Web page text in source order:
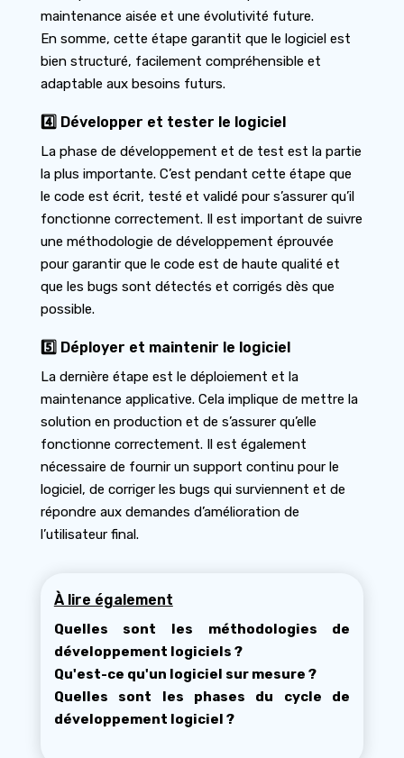
maintenance aisée et une évolutivité future.
En somme, cette étape garantit que le logiciel est
bien structuré, facilement compréhensible et
adaptable aux besoins futurs.
4️⃣ Développer et tester le logiciel
La phase de développement et de test est la partie
la plus importante. C’est pendant cette étape que
le code est écrit, testé et validé pour s’assurer qu’il
fonctionne correctement. Il est important de suivre
une méthodologie de développement éprouvée
pour garantir que le code est de haute qualité et
que les bugs sont détectés et corrigés dès que
possible.
5️⃣ Déployer et maintenir le logiciel
La dernière étape est le déploiement et la
maintenance applicative. Cela implique de mettre la
solution en production et de s’assurer qu’elle
fonctionne correctement. Il est également
nécessaire de fournir un support continu pour le
logiciel, de corriger les bugs qui surviennent et de
répondre aux demandes d’amélioration de
l’utilisateur final.
À lire également
Quelles sont les méthodologies de
développement logiciels ?
Qu'est-ce qu'un logiciel sur mesure ?
Quelles sont les phases du cycle de
développement logiciel ?